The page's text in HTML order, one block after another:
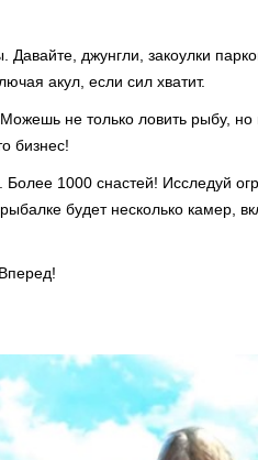
джунгли, закоулки
акул, если сил хватит.
не только ловить рыбу, но
бизнес!
1000 снастей! Исследуй
будет несколько камер,